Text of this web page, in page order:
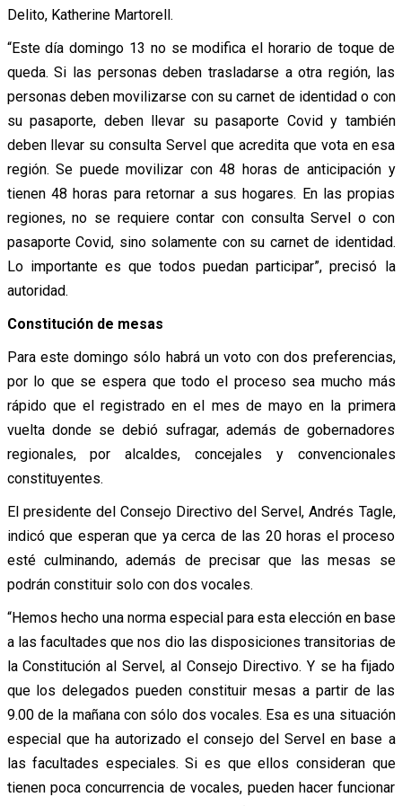
Delito, Katherine Martorell.
“Este día domingo 13 no se modifica el horario de toque de
queda. Si las personas deben trasladarse a otra región, las
personas deben movilizarse con su carnet de identidad o con
su pasaporte, deben llevar su pasaporte Covid y también
deben llevar su consulta Servel que acredita que vota en esa
región. Se puede movilizar con 48 horas de anticipación y
tienen 48 horas para retornar a sus hogares. En las propias
regiones, no se requiere contar con consulta Servel o con
pasaporte Covid, sino solamente con su carnet de identidad.
Lo importante es que todos puedan participar”, precisó la
autoridad.
Constitución de mesas
Para este domingo sólo habrá un voto con dos preferencias,
por lo que se espera que todo el proceso sea mucho más
rápido que el registrado en el mes de mayo en la primera
vuelta donde se debió sufragar, además de gobernadores
regionales, por alcaldes, concejales y convencionales
constituyentes.
El presidente del Consejo Directivo del Servel, Andrés Tagle,
indicó que esperan que ya cerca de las 20 horas el proceso
esté culminando, además de precisar que las mesas se
podrán constituir solo con dos vocales.
“Hemos hecho una norma especial para esta elección en base
a las facultades que nos dio las disposiciones transitorias de
la Constitución al Servel, al Consejo Directivo. Y se ha fijado
que los delegados pueden constituir mesas a partir de las
9.00 de la mañana con sólo dos vocales. Esa es una situación
especial que ha autorizado el consejo del Servel en base a
las facultades especiales. Si es que ellos consideran que
tienen poca concurrencia de vocales, pueden hacer funcionar